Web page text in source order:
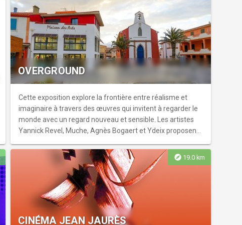
OVERGROUND
Cette exposition explore la frontière entre réalisme et
imaginaire à travers des œuvres qui invitent à regarder le
monde avec un regard nouveau et sensible. Les artistes
Yannick Revel, Muche, Agnès Bogaert et Ydeix proposent
explore 19.0 km
CINÉMA JEAN JAURÈS